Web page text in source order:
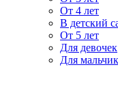
От 4 лет
В детский
От 5 лет
Для девочек
Для